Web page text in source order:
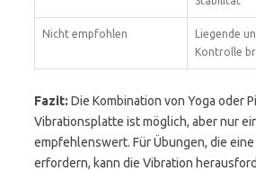
Nicht empfohlen
Liegende
Kontrolle
Fazit: Die Kombination von Yoga oder
Vibrationsplatte ist möglich, aber nur
empfehlenswert. Für Übungen, die
erfordern, kann die Vibration